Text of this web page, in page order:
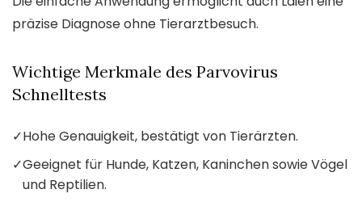
präzise Diagnose ohne Tierarztbesuch.
Wichtige Merkmale des Parvovirus
Schnelltests
✓Hohe Genauigkeit, bestätigt von Tierärzten.
✓Geeignet für Hunde, Katzen, Kaninchen sowie Vögel
und Reptilien.